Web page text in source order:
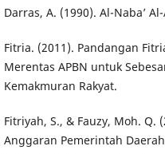
Darras, A. (1990). Al-Naba’
Fitria. (2011). Pandangan
Merentas APBN untuk
Kemakmuran Rakyat.
Fitriyah, S., & Fauzy, Moh. Q.
Anggaran Pemerintah